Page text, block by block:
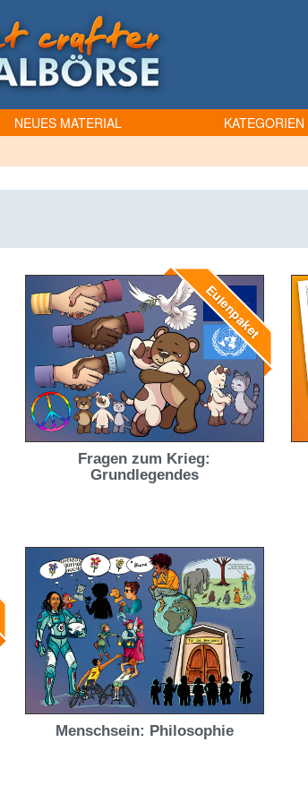
NEUES MATERIAL KATEGORIEN
Eulenpaket
Fragen zum Krieg:
Grundlegendes
Menschsein: Philosophie